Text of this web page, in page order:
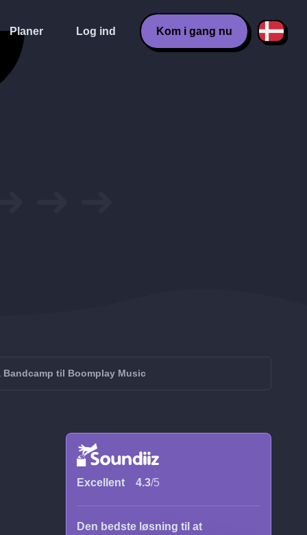
Planer Log ind Kom i gang nu
Bandcamp til Boomplay Music
Excellent 4.3/5
Den bedste løsning til at